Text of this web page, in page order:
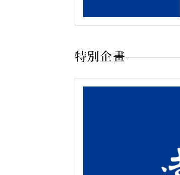
特別企畫